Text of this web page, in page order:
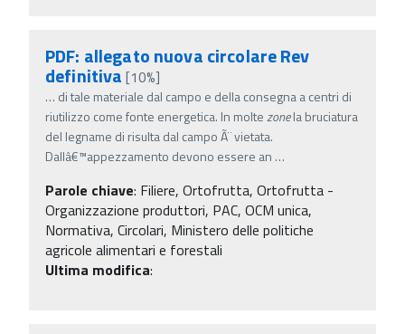
PDF: allegato nuova circolare Rev
definitiva [10%]
… di tale materiale dal campo e della consegna a centri di
riutilizzo come fonte energetica. In moltezonela bruciatura
del legname di risulta dal campo Ã¨ vietata.
Dallâ€™appezzamento devono essere an …
Parole chiave: Filiere, Ortofrutta, Ortofrutta -
Organizzazione produttori, PAC, OCM unica,
Normativa, Circolari, Ministero delle politiche
agricole alimentari e forestali
Ultima modifica: